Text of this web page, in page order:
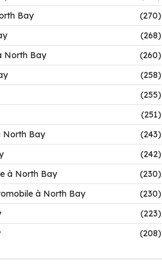
Bay
(270)
(268)
North Bay
(260)
(258)
(255)
(251)
North Bay
(243)
(242)
à North Bay
(230)
à North Bay
(230)
(223)
(208)